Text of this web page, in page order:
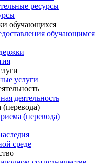
ресурсы
обучающихся
обучающимся
услуги
деятельность
(перевода)
среде